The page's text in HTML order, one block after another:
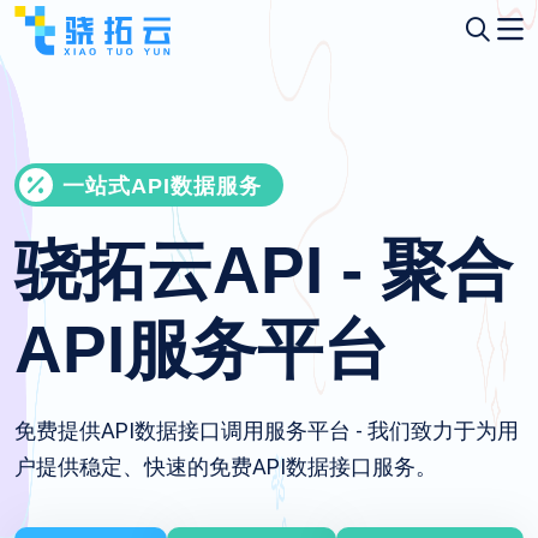
一站式API数据服务
骁拓云API - 聚合
API服务平台
免费提供API数据接口调用服务平台 - 我们致力于为用
户提供稳定、快速的免费API数据接口服务。